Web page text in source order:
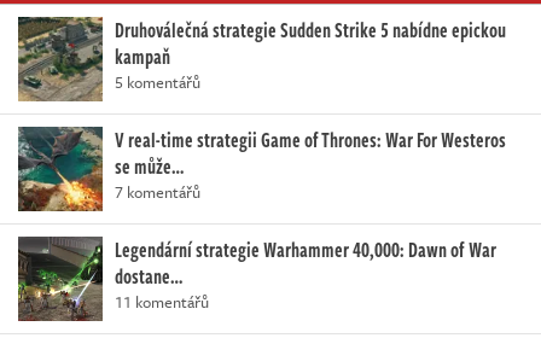
Druhoválečná strategie Sudden Strike 5 nabídne epickou
kampaň
5 komentářů
V real-time strategii Game of Thrones: War For Westeros
se může…
7 komentářů
Legendární strategie Warhammer 40,000: Dawn of War
dostane…
11 komentářů